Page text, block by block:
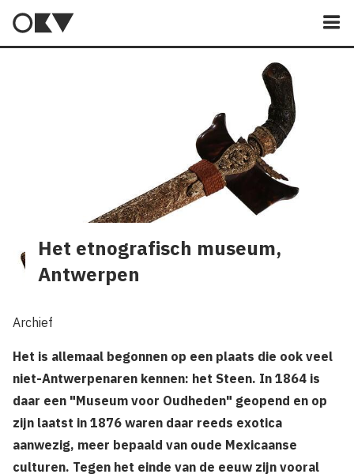
Het etnografisch museum,
Antwerpen
Archief
Het is allemaal begonnen op een plaats die ook veel
niet-Antwerpenaren kennen: het Steen. In 1864 is
daar een "Museum voor Oudheden" geopend en op
zijn laatst in 1876 waren daar reeds exotica
aanwezig, meer bepaald van oude Mexicaanse
culturen. Tegen het einde van de eeuw zijn vooral